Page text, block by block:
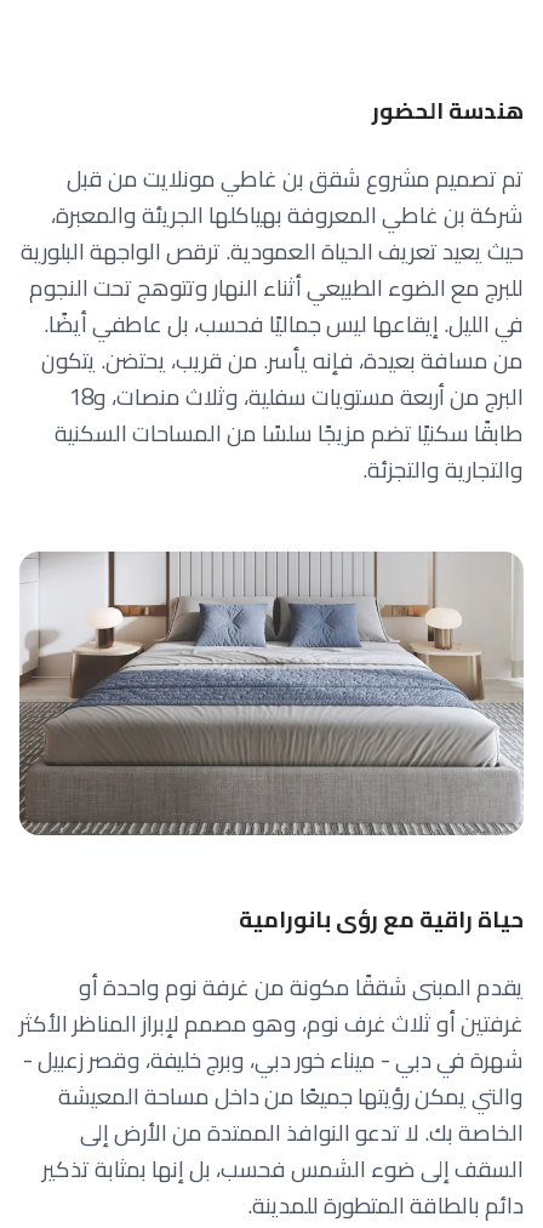
هندسة الحضور
تم تصميم مشروع شقق بن غاطي مونلايت من قبل
شركة بن غاطي المعروفة بهياكلها الجريئة والمعبرة،
حيث يعيد تعريف الحياة العمودية. ترقص الواجهة البلورية
للبرج مع الضوء الطبيعي أثناء النهار وتتوهج تحت النجوم
في الليل. إيقاعها ليس جماليًا فحسب، بل عاطفي أيضًا.
من مسافة بعيدة، فإنه يأسر. من قريب، يحتضن. يتكون
البرج من أربعة مستويات سفلية، وثلاث منصات، و18
طابقًا سكنيًا تضم مزيجًا سلسًا من المساحات السكنية
والتجارية والتجزئة.
حياة راقية مع رؤى بانورامية
يقدم المبنى شققًا مكونة من غرفة نوم واحدة أو
غرفتين أو ثلاث غرف نوم، وهو مصمم لإبراز المناظر الأكثر
شهرة في دبي - ميناء خور دبي، وبرج خليفة، وقصر زعبيل -
والتي يمكن رؤيتها جميعًا من داخل مساحة المعيشة
الخاصة بك. لا تدعو النوافذ الممتدة من الأرض إلى
السقف إلى ضوء الشمس فحسب، بل إنها بمثابة تذكير
دائم بالطاقة المتطورة للمدينة.